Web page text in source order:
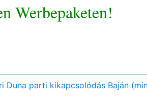
Werbepaketen!
Duna parti kikapcsolódás Baján